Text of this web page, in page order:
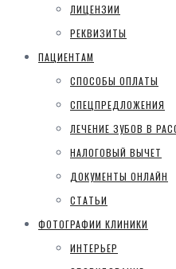
ЛИЦЕНЗИИ
РЕКВИЗИТЫ
ПАЦИЕНТАМ
СПОСОБЫ ОПЛАТЫ
СПЕЦПРЕДЛОЖЕНИЯ
ЛЕЧЕНИЕ ЗУБОВ В
НАЛОГОВЫЙ ВЫЧЕТ
ДОКУМЕНТЫ ОНЛАЙН
СТАТЬИ
ФОТОГРАФИИ КЛИНИКИ
ИНТЕРЬЕР